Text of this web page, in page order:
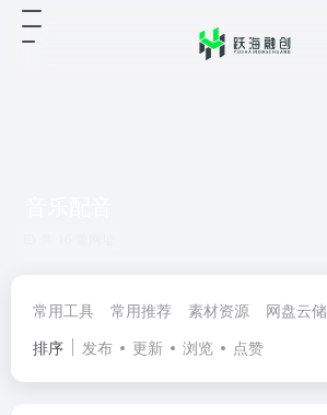
常用工具 常用推荐 素材资源 网盘云储
排序
发布 更新 浏览 点赞